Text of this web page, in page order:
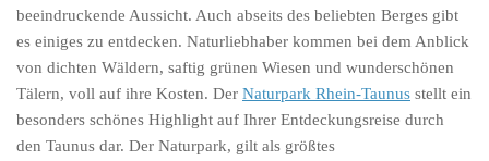
beeindruckende Aussicht. Auch abseits des beliebten Berges gibt
es einiges zu entdecken. Naturliebhaber kommen bei dem Anblick
von dichten Wäldern, saftig grünen Wiesen und wunderschönen
Tälern, voll auf ihre Kosten. Der Naturpark Rhein-Taunus stellt ein
besonders schönes Highlight auf Ihrer Entdeckungsreise durch
den Taunus dar. Der Naturpark, gilt als größtes